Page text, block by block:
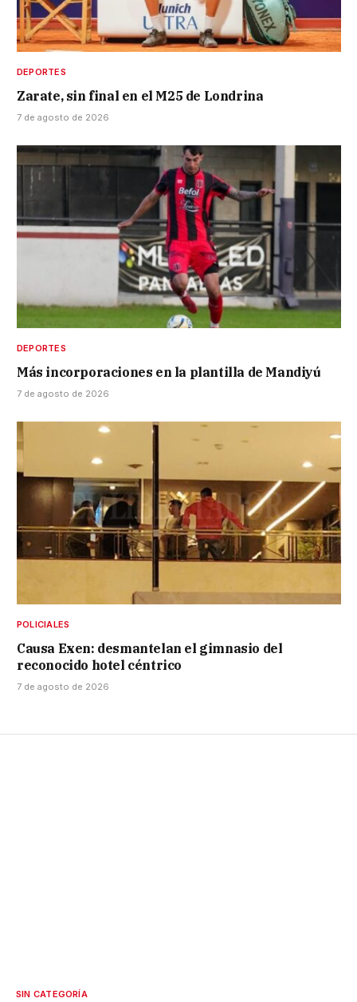
DEPORTES
Zarate, sin final en el M25 de Londrina
7 de agosto de 2026
DEPORTES
Más incorporaciones en la plantilla de Mandiyú
7 de agosto de 2026
POLICIALES
Causa Exen: desmantelan el gimnasio del
reconocido hotel céntrico
7 de agosto de 2026
SIN CATEGORÍA